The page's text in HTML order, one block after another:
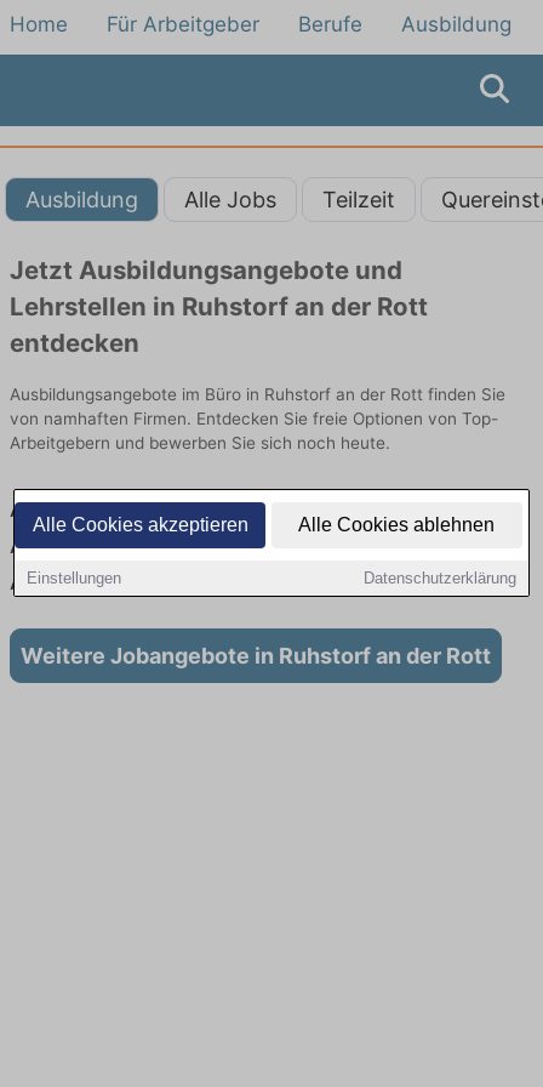
Alle Cookies akzeptieren Alle Cookies ablehnen
Einstellungen Datenschutzerklärung
Home Für Arbeitgeber Berufe Ausbildung
Ausbildung Alle Jobs Teilzeit
Jetzt Ausbildungsangebote und
Lehrstellen in Ruhstorf an der Rott
entdecken
Ausbildungsangebote im Büro in Ruhstorf an der Rott finden Sie
von namhaften Firmen. Entdecken Sie freie Optionen von Top-
Arbeitgebern und bewerben Sie sich noch heute.
Ausbildung in Ruhstorf an der Rott im Büro:
Aktuell gibt es keine Stellenangebote für
Ausbildung in Ruhstorf an der Rott
Weitere Jobangebote in Ruhstorf an der Rott